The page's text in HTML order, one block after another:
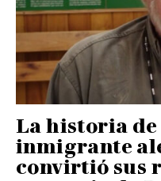
La historia de
inmigrante
convirtió sus